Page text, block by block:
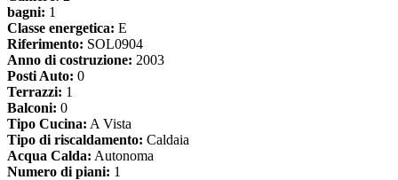
bagni: 1
Classe energetica: E
Riferimento: SOL0904
Anno di costruzione: 2003
Posti Auto: 0
Terrazzi: 1
Balconi: 0
Tipo Cucina: A Vista
Tipo di riscaldamento: Caldaia
Acqua Calda: Autonoma
Numero di piani: 1